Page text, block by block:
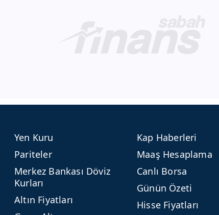
Yen Kuru
Pariteler
Merkez Bankası Döviz
Kurları
Altın Fiyatları
Kap Haberleri
Maaş Hesaplama
Canlı Borsa
Günün Özeti
Hisse Fiyatları